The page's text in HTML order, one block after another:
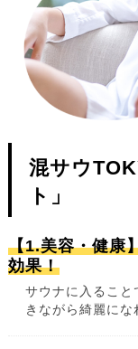
混サウ
ト」
【1.美容・健康
効果！
サウナに入ること
きながら綺麗にな